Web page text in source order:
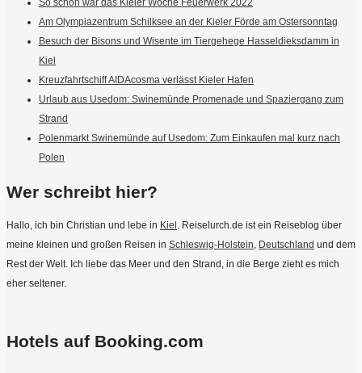
So schön war das Kieler Woche Feuerwerk 2022
Am Olympiazentrum Schilksee an der Kieler Förde am Ostersonntag
Besuch der Bisons und Wisente im Tiergehege Hasseldieksdamm in
Kiel
Kreuzfahrtschiff AIDAcosma verlässt Kieler Hafen
Urlaub aus Usedom: Swinemünde Promenade und Spaziergang zum
Strand
Polenmarkt Swinemünde auf Usedom: Zum Einkaufen mal kurz nach
Polen
Wer schreibt hier?
Hallo, ich bin Christian und lebe in Kiel . Reiselurch.de ist ein Reiseblog über
meine kleinen und großen Reisen in Schleswig-Holstein, Deutschland und dem
Rest der Welt. Ich liebe das Meer und den Strand, in die Berge zieht es mich
eher seltener.
Hotels auf Booking.com